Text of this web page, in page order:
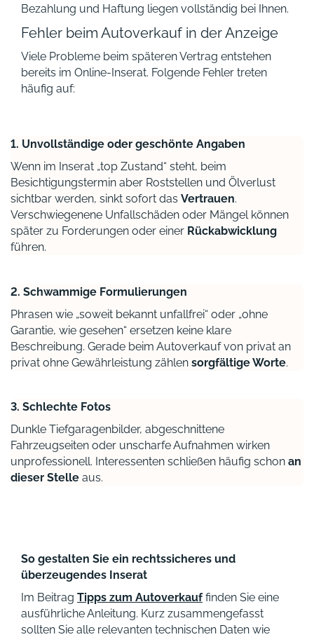
Bezahlung und Haftung liegen vollständig bei Ihnen.
Fehler beim Autoverkauf in der Anzeige
Viele Probleme beim späteren Vertrag entstehen
bereits im Online-Inserat. Folgende Fehler treten
häufig auf:
1. Unvollständige oder geschönte Angaben
Wenn im Inserat „top Zustand“ steht, beim
Besichtigungstermin aber Roststellen und Ölverlust
sichtbar werden, sinkt sofort das Vertrauen.
Verschwiegenene Unfallschäden oder Mängel können
später zu Forderungen oder einer Rückabwicklung
führen.
2. Schwammige Formulierungen
Phrasen wie „soweit bekannt unfallfrei“ oder „ohne
Garantie, wie gesehen“ ersetzen keine klare
Beschreibung. Gerade beim Autoverkauf von privat an
privat ohne Gewährleistung zählen sorgfältige Worte.
3. Schlechte Fotos
Dunkle Tiefgaragenbilder, abgeschnittene
Fahrzeugseiten oder unscharfe Aufnahmen wirken
unprofessionell. Interessenten schließen häufig schon an
dieser Stelle aus.
So gestalten Sie ein rechtssicheres und
überzeugendes Inserat
Im Beitrag Tipps zum Autoverkauffinden Sie eine
ausführliche Anleitung. Kurz zusammengefasst
sollten Sie alle relevanten technischen Daten wie